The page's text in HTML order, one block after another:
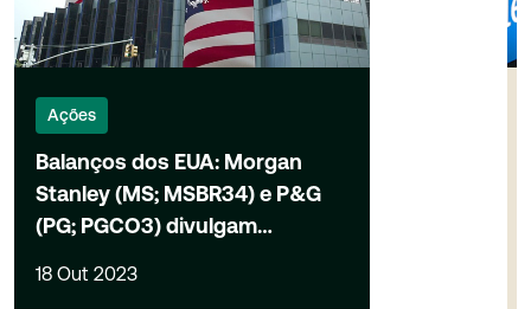
Ações
Balanços dos EUA: Morgan
Stanley (MS; MSBR34) e P&G
(PG; PGCO3) divulgam
18 Out 2023